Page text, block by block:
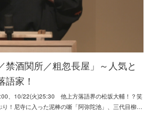
禁酒関所／粗忽長屋」～人気と
語家！
、10/22(火)25:30 他上方落語界の松坂大輔！？笑
！尼寺に入った泥棒の噺「阿弥陀池」、三代目柳…